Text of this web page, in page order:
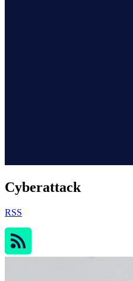
Cyberattack
RSS